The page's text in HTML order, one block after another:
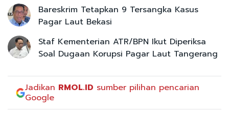
Bareskrim Tetapkan 9 Tersangka Kasus
Pagar Laut Bekasi
Staf Kementerian ATR/BPN Ikut Diperiksa
Soal Dugaan Korupsi Pagar Laut Tangerang
Jadikan RMOL.ID sumber pilihan pencarian
Google